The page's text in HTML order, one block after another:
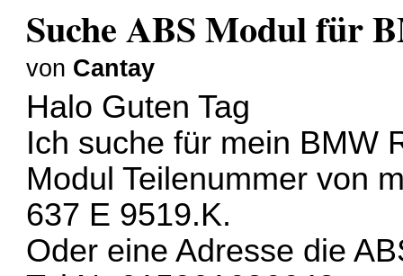
Suche ABS Modul für
von Cantay
Halo Guten Tag
Ich suche für mein BMW
Modul Teilenummer von
637 E 9519.K.
Oder eine Adresse die